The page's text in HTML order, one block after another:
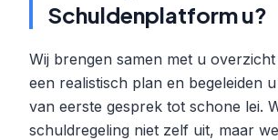
Schuldenplatform u?
Wij brengen samen met u
een realistisch plan en begeleiden
van eerste gesprek tot schone lei.
schuldregeling niet zelf uit, maar